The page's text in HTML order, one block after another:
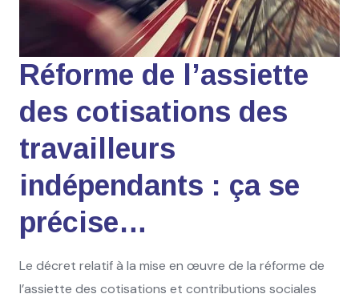
Réforme de l’assiette
des cotisations des
travailleurs
indépendants : ça se
précise…
Le décret relatif à la mise en œuvre de la réforme de
l’assiette des cotisations et contributions sociales